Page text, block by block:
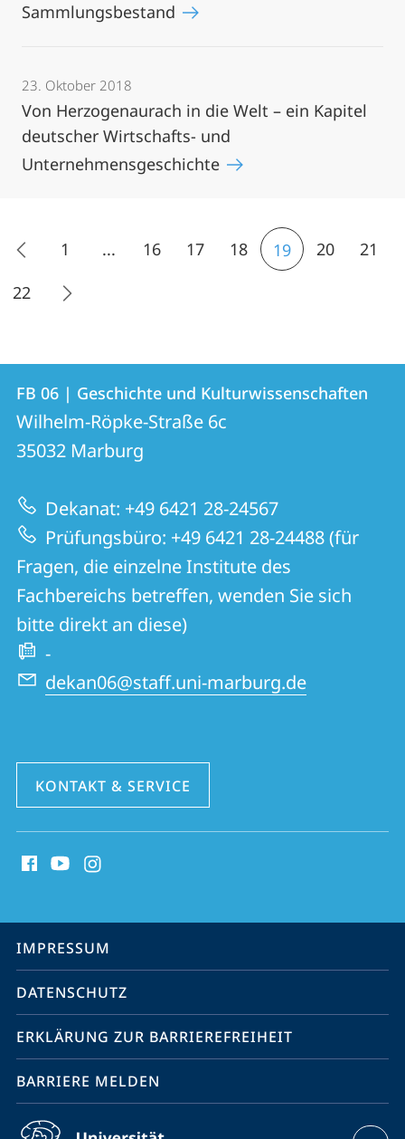
Sammlungsbestand
23. Oktober 2018
Von Herzogenaurach in die Welt – ein Kapitel
deutscher Wirtschafts- und
Unternehmensgeschichte
1 ... 16 17 18 19 20
21
22
Kontakt
und
Informationen
zur
Website
Kontaktinformationen
FB
06
|
Geschichte
und
Kulturwissenschaften
FB 06 | Geschichte und Kulturwissenschaften
Wilhelm-Röpke-Straße 6c
35032 Marburg
Dekanat: +49 6421 28-24567
Prüfungsbüro: +49 6421 28-24488 (für
Fragen, die einzelne Institute des
Fachbereichs betreffen, wenden Sie sich
bitte direkt an diese)
-
dekan06@staff.uni-marburg.de
KONTAKT & SERVICE
Media
Service-
Navigation
IMPRESSUM
DATENSCHUTZ
ERKLÄRUNG ZUR BARRIEREFREIHEIT
BARRIERE MELDEN